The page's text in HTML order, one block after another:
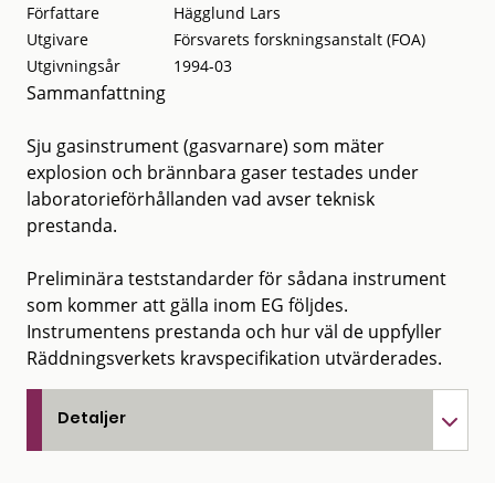
Författare
Hägglund Lars
Utgivare
Försvarets forskningsanstalt (FOA)
Utgivningsår
1994-03
Sammanfattning
Sju gasinstrument (gasvarnare) som mäter
explosion och brännbara gaser testades under
laboratorieförhållanden vad avser teknisk
prestanda.
Preliminära teststandarder för sådana instrument
som kommer att gälla inom EG följdes.
Instrumentens prestanda och hur väl de uppfyller
Räddningsverkets kravspecifikation utvärderades.
Detaljer